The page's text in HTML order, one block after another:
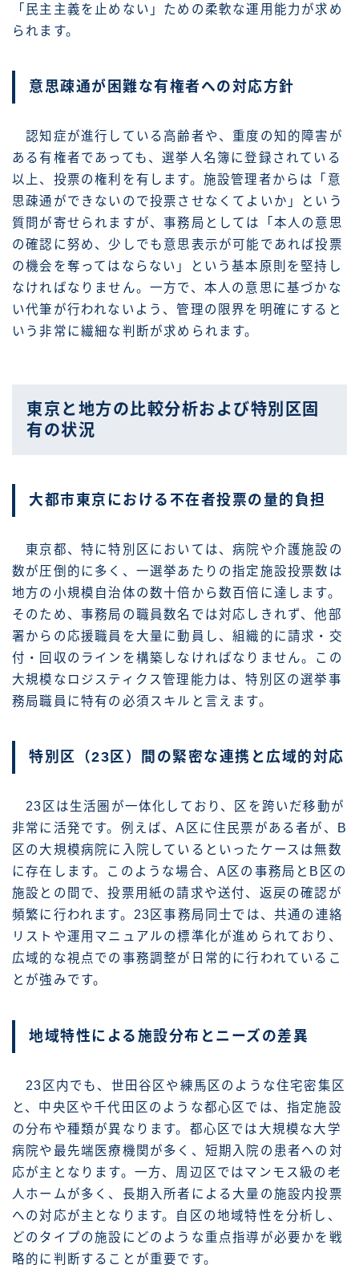
「民主主義を止めない」ための柔軟な運用能力が求め
られます。
意思疎通が困難な有権者への対応方針
認知症が進行している高齢者や、重度の知的障害が
ある有権者であっても、選挙人名簿に登録されている
以上、投票の権利を有します。施設管理者からは「意
思疎通ができないので投票させなくてよいか」という
質問が寄せられますが、事務局としては「本人の意思
の確認に努め、少しでも意思表示が可能であれば投票
の機会を奪ってはならない」という基本原則を堅持し
なければなりません。一方で、本人の意思に基づかな
い代筆が行われないよう、管理の限界を明確にすると
いう非常に繊細な判断が求められます。
東京と地方の比較分析および特別区固
有の状況
大都市東京における不在者投票の量的負担
東京都、特に特別区においては、病院や介護施設の
数が圧倒的に多く、一選挙あたりの指定施設投票数は
地方の小規模自治体の数十倍から数百倍に達します。
そのため、事務局の職員数名では対応しきれず、他部
署からの応援職員を大量に動員し、組織的に請求・交
付・回収のラインを構築しなければなりません。この
大規模なロジスティクス管理能力は、特別区の選挙事
務局職員に特有の必須スキルと言えます。
特別区（23区）間の緊密な連携と広域的対応
23区は生活圏が一体化しており、区を跨いだ移動が
非常に活発です。例えば、A区に住民票がある者が、B
区の大規模病院に入院しているといったケースは無数
に存在します。このような場合、A区の事務局とB区の
施設との間で、投票用紙の請求や送付、返戻の確認が
頻繁に行われます。23区事務局同士では、共通の連絡
リストや運用マニュアルの標準化が進められており、
広域的な視点での事務調整が日常的に行われているこ
とが強みです。
地域特性による施設分布とニーズの差異
23区内でも、世田谷区や練馬区のような住宅密集区
と、中央区や千代田区のような都心区では、指定施設
の分布や種類が異なります。都心区では大規模な大学
病院や最先端医療機関が多く、短期入院の患者への対
応が主となります。一方、周辺区ではマンモス級の老
人ホームが多く、長期入所者による大量の施設内投票
への対応が主となります。自区の地域特性を分析し、
どのタイプの施設にどのような重点指導が必要かを戦
略的に判断することが重要です。